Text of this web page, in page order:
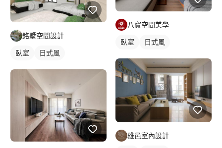
銘墅空間設計
臥室 日式風
八寶空間美學
臥室 日式風
雄邑室內設計